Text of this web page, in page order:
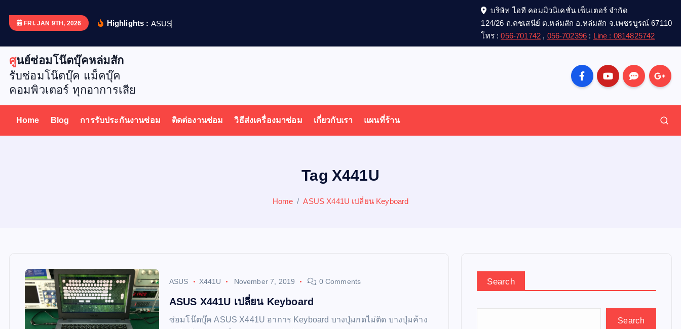
p
FRI. JAN 9TH, 2026 Highlights : ASUS
บริษัท ไอที คอมมิวนิเคชั่น เซ็นเตอร์ จำกัด
124/26 ถ.คชเสนีย์ ต.หล่มสัก อ.หล่มสัก จ.เพชรบูรณ์ 67110
โทร :056-701742 , 056-702396 : Line : 0814825742
ศูนย์ซ่อมโน๊ตบุ๊คหล่มสัก
รับซ่อมโน๊ตบุ๊ค แม็คบุ๊ค
คอมพิวเตอร์ ทุกอาการเสีย
Home Blog การรับประกันงานซ่อม ติดต่องานซ่อม วิธีส่งเครื่องมาซ่อม เกี่ยวกับเรา แผนที่ร้าน
Tag X441U
Home ASUS X441U เปลี่ยน Keyboard
ASUS X441U November 7, 2019 0 Comments
ASUS X441U เปลี่ยน Keyboard
ซ่อมโน๊ตบุ๊ค ASUS X441U อาการ Keyboard บางปุ่มกดไม่ติด บางปุ่มค้าง
Search
Search